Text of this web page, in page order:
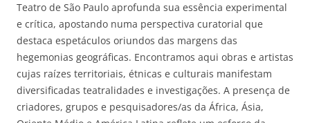
Teatro de São Paulo aprofunda sua essência experimental
e crítica, apostando numa perspectiva curatorial que
destaca espetáculos oriundos das margens das
hegemonias geográficas. Encontramos aqui obras e artistas
cujas raízes territoriais, étnicas e culturais manifestam
diversificadas teatralidades e investigações. A presença de
criadores, grupos e pesquisadores/as da África, Ásia,